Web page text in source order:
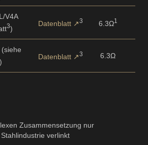
V4A
3)
Datenblatt 3 6.3Ω1
(siehe
)
Datenblatt 3 6.3Ω
Zusammensetzung nur
verlinkt